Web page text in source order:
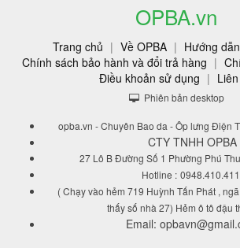
OPBA.vn
Trang chủ | Về OPBA | Hướng
Chính sách bảo hành và đổi trả hàng |
Điều khoản sử dụng |
Phiên bản desktop
opba.vn - Chuyên Bao da - Ôp lưng Điện
CTY TNHH OPBA
27 Lô B Đường Số 1 Phường Phú
Hotline : 0948.410.411
( Chạy vào hẻm 719 Huỳnh Tấn Phát ,
thấy số nhà 27) Hẻm ô tô đậu
Email: